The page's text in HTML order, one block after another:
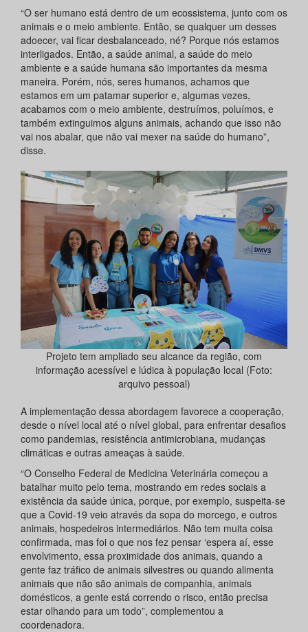
“O ser humano está dentro de um ecossistema, junto com os
animais e o meio ambiente. Então, se qualquer um desses
adoecer, vai ficar desbalanceado, né? Porque nós estamos
interligados. Então, a saúde animal, a saúde do meio
ambiente e a saúde humana são importantes da mesma
maneira. Porém, nós, seres humanos, achamos que
estamos em um patamar superior e, algumas vezes,
acabamos com o meio ambiente, destruímos, poluímos, e
também extinguimos alguns animais, achando que isso não
vai nos abalar, que não vai mexer na saúde do humano”,
disse.
Projeto tem ampliado seu alcance da região, com
informação acessível e lúdica à população local (Foto:
arquivo pessoal)
A implementação dessa abordagem favorece a cooperação,
desde o nível local até o nível global, para enfrentar desafios
como pandemias, resistência antimicrobiana, mudanças
climáticas e outras ameaças à saúde.
“O Conselho Federal de Medicina Veterinária começou a
batalhar muito pelo tema, mostrando em redes sociais a
existência da saúde única, porque, por exemplo, suspeita-se
que a Covid-19 veio através da sopa do morcego, e outros
animais, hospedeiros intermediários. Não tem muita coisa
confirmada, mas foi o que nos fez pensar ‘espera aí, esse
envolvimento, essa proximidade dos animais, quando a
gente faz tráfico de animais silvestres ou quando alimenta
animais que não são animais de companhia, animais
domésticos, a gente está correndo o risco, então precisa
estar olhando para um todo”, complementou a
coordenadora.